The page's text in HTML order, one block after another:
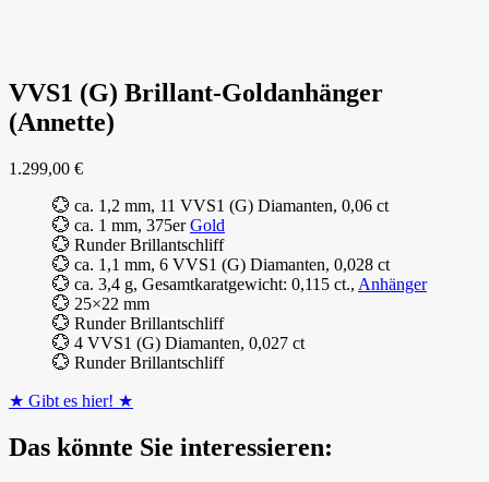
VVS1 (G) Brillant-Goldanhänger
(Annette)
1.299,00 €
💮 ca. 1,2 mm, 11 VVS1 (G) Diamanten, 0,06 ct
💮 ca. 1 mm, 375erGold
💮 Runder Brillantschliff
💮 ca. 1,1 mm, 6 VVS1 (G) Diamanten, 0,028 ct
💮 ca. 3,4 g, Gesamtkaratgewicht: 0,115 ct., Anhänger
💮 25×22 mm
💮 Runder Brillantschliff
💮 4 VVS1 (G) Diamanten, 0,027 ct
💮 Runder Brillantschliff
★ Gibt es hier! ★
Das könnte Sie interessieren: